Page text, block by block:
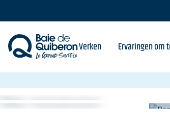
content
Verken Ervaringen om